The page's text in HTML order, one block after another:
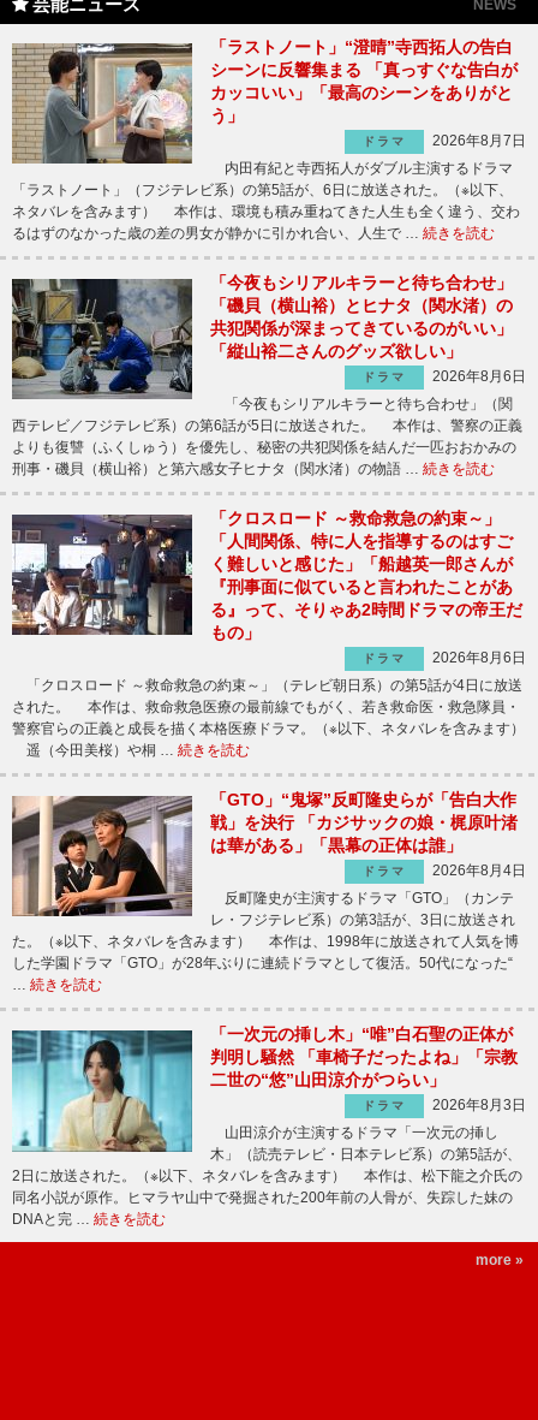
NEWS
「ラストノート」“澄晴”寺西拓人の告白
シーンに反響集まる 「真っすぐな告白が
カッコいい」「最高のシーンをありがと
う」
ドラマ
2026年8月7日
内田有紀と寺西拓人がダブル主演するドラマ
「ラストノート」（フジテレビ系）の第5話が、6日に放送された。（※以下、
ネタバレを含みます） 本作は、環境も積み重ねてきた人生も全く違う、交わ
るはずのなかった歳の差の男女が静かに引かれ合い、人生で … 続きを読む
「今夜もシリアルキラーと待ち合わせ」
「磯貝（横山裕）とヒナタ（関水渚）の
共犯関係が深まってきているのがいい」
「縦山裕二さんのグッズ欲しい」
ドラマ
2026年8月6日
「今夜もシリアルキラーと待ち合わせ」（関
西テレビ／フジテレビ系）の第6話が5日に放送された。 本作は、警察の正義
よりも復讐（ふくしゅう）を優先し、秘密の共犯関係を結んだ一匹おおかみの
刑事・磯貝（横山裕）と第六感女子ヒナタ（関水渚）の物語 … 続きを読む
「クロスロード ～救命救急の約束～」
「人間関係、特に人を指導するのはすご
く難しいと感じた」「船越英一郎さんが
『刑事面に似ていると言われたことがあ
る』って、そりゃあ2時間ドラマの帝王だ
もの」
ドラマ
2026年8月6日
「クロスロード ～救命救急の約束～」（テレビ朝日系）の第5話が4日に放送
された。 本作は、救命救急医療の最前線でもがく、若き救命医・救急隊員・
警察官らの正義と成長を描く本格医療ドラマ。（※以下、ネタバレを含みます）
遥（今田美桜）や桐 … 続きを読む
「GTO」“鬼塚”反町隆史らが「告白大作
戦」を決行 「カジサックの娘・梶原叶渚
は華がある」「黒幕の正体は誰」
ドラマ
2026年8月4日
反町隆史が主演するドラマ「GTO」（カンテ
レ・フジテレビ系）の第3話が、3日に放送され
た。（※以下、ネタバレを含みます） 本作は、1998年に放送されて人気を博
した学園ドラマ「GTO」が28年ぶりに連続ドラマとして復活。50代になった“
… 続きを読む
「一次元の挿し木」“唯”白石聖の正体が
判明し騒然 「車椅子だったよね」「宗教
二世の“悠”山田涼介がつらい」
ドラマ
2026年8月3日
山田涼介が主演するドラマ「一次元の挿し
木」（読売テレビ・日本テレビ系）の第5話が、
2日に放送された。（※以下、ネタバレを含みます） 本作は、松下龍之介氏の
同名小説が原作。ヒマラヤ山中で発掘された200年前の人骨が、失踪した妹の
DNAと完 … 続きを読む
more »